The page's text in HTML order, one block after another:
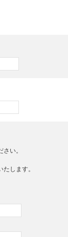
い。
します。